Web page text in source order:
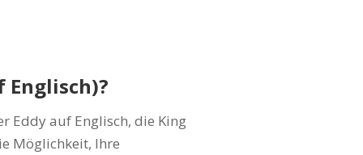
Eddy auf Englisch, die King
Möglichkeit, Ihre